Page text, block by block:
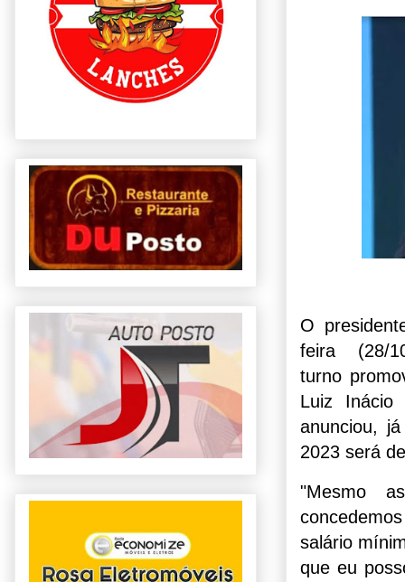
O
feira
turno
Luiz
anunciou,
2023 será
"Mesmo
salário
que eu